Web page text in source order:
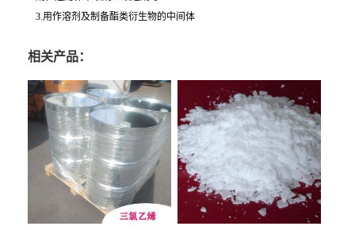
3.用作溶剂及制备酯类衍生物的中间体
相关产品：